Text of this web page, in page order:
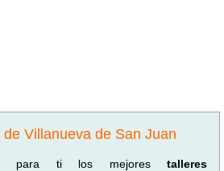
Villanueva de San Juan
para ti los mejores talleres